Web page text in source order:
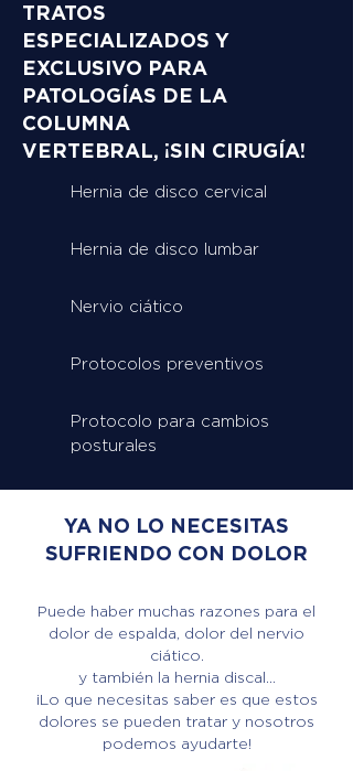
TRATOS
ESPECIALIZADOS Y
EXCLUSIVO PARA
PATOLOGÍAS DE LA
COLUMNA
VERTEBRAL, ¡SIN CIRUGÍA!
Hernia de disco cervical
Hernia de disco lumbar
Nervio ciático
Protocolos preventivos
Protocolo para cambios
posturales
YA NO LO NECESITAS
SUFRIENDO CON DOLOR
Puede haber muchas razones para el
dolor de espalda, dolor del nervio
ciático.
y también la hernia discal...
¡Lo que necesitas saber es que estos
dolores se pueden tratar y nosotros
podemos ayudarte!